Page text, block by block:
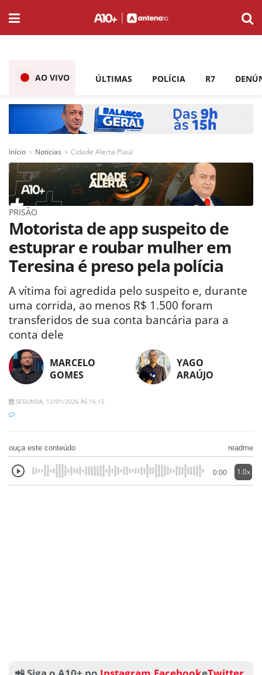
AO VIVO ÚLTIMAS POLÍCIA R7
Início Notícias Cidade Alerta Piauí
PRISÃO
Motorista de app suspeito de
estuprar e roubar mulher em
Teresina é preso pela polícia
A vítima foi agredida pelo suspeito e, durante
uma corrida, ao menos R$ 1.500 foram
transferidos de sua conta bancária para a
conta dele
MARCELO
GOMES
YAGO
ARAÚJO
SEGUNDA, 12/01/2026 ÀS 16:15
ouça este conteúdo readme
0:00 1.0x